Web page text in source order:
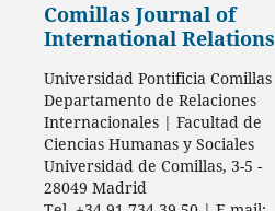
Comillas Journal of
International Relations
Universidad Pontificia Comillas
Departamento de Relaciones
Internacionales | Facultad de
Ciencias Humanas y Sociales
Universidad de Comillas, 3-5 -
28049 Madrid